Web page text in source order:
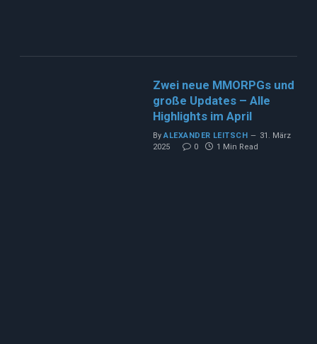
Zwei neue MMORPGs und
große Updates – Alle
Highlights im April
By ALEXANDER LEITSCH
31. März
2025
0 1 Min Read